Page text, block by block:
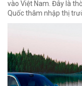
vào Việt Nam. Đây là
Quốc thâm nhập thị